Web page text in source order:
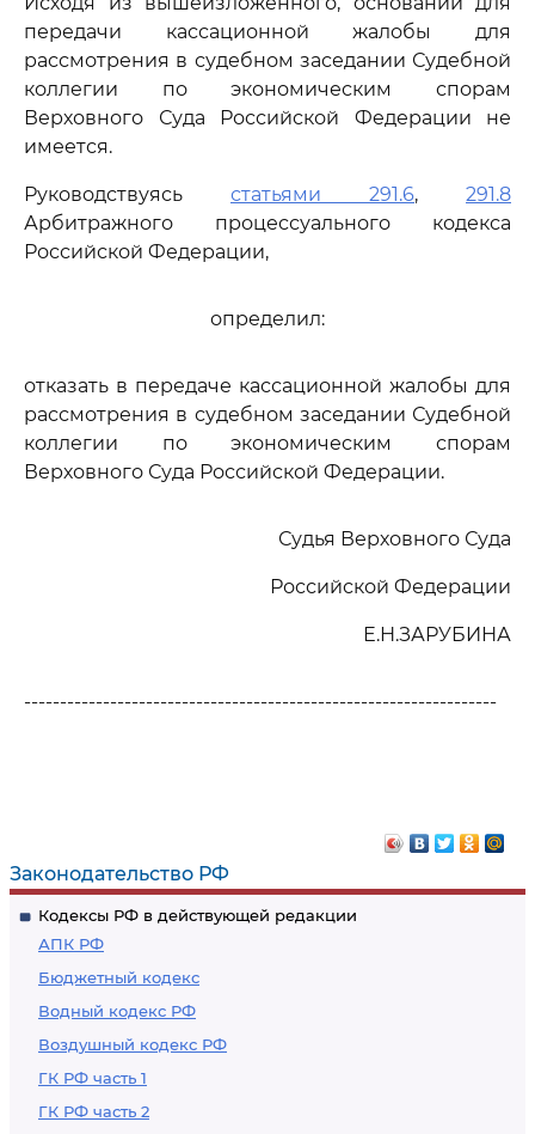
Законодательство РФ
Кодексы РФ в действующей редакции
АПК РФ
Бюджетный кодекс
Водный кодекс РФ
Воздушный кодекс РФ
ГК РФ часть 1
ГК РФ часть 2
передачи кассационной жалобы для
рассмотрения в судебном заседании Судебной
коллегии по экономическим спорам
Верховного Суда Российской Федерации не
имеется.
Руководствуясь статьями 291.6, 291.8
Арбитражного процессуального кодекса
Российской Федерации,
определил:
отказать в передаче кассационной жалобы для
рассмотрения в судебном заседании Судебной
коллегии по экономическим спорам
Верховного Суда Российской Федерации.
Судья Верховного Суда
Российской Федерации
Е.Н.ЗАРУБИНА
------------------------------------------------------------------